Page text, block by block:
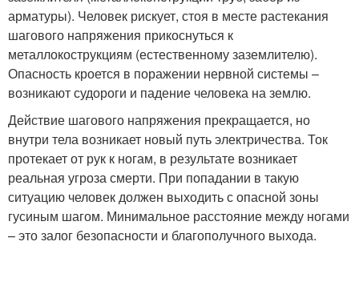
арматуры). Человек рискует, стоя в месте растекания
шагового напряжения прикоснуться к
металлокострукциям (естественному заземлителю).
Опасность кроется в поражении нервной системы –
возникают судороги и падение человека на землю.
Действие шагового напряжения прекращается, но
внутри тела возникает новый путь электричества. Ток
протекает от рук к ногам, в результате возникает
реальная угроза смерти. При попадании в такую
ситуацию человек должен выходить с опасной зоны
гусиным шагом. Минимальное расстояние между ногами
– это залог безопасности и благополучного выхода.